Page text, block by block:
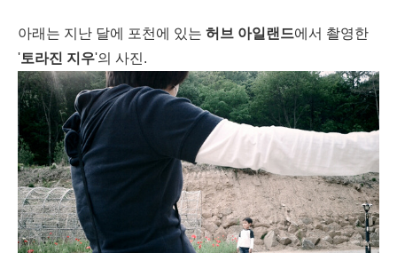
아래는 지난 달에 포천에 있는 허브 아일랜드에서 촬영한
'토라진 지우'의 사진.